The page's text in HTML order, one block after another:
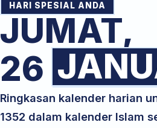
HARI SPESIAL ANDA
JUMAT,
26
Ringkasan kalender harian
1352 dalam kalender Islam